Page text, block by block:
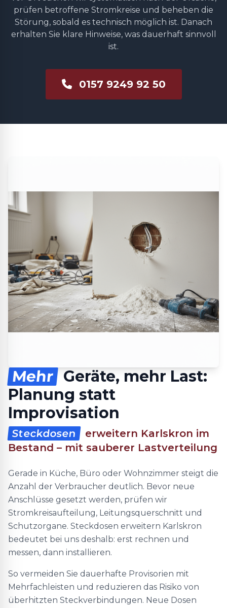
prüfen betroffene Stromkreise und beheben die
Störung, sobald es technisch möglich ist. Danach
erhalten Sie klare Hinweise, was dauerhaft sinnvoll
ist.
0157 9249 92 50
Mehr Geräte, mehr Last:
Planung statt
Improvisation
Steckdosen
erweitern Karlskron im
Bestand – mit sauberer Lastverteilung
Gerade in Küche, Büro oder Wohnzimmer steigt die
Anzahl der Verbraucher deutlich. Bevor neue
Anschlüsse gesetzt werden, prüfen wir
Stromkreisaufteilung, Leitungsquerschnitt und
Schutzorgane. Steckdosen erweitern Karlskron
bedeutet bei uns deshalb: erst rechnen und
messen, dann installieren.
So vermeiden Sie dauerhafte Provisorien mit
Mehrfachleisten und reduzieren das Risiko von
überhitzten Steckverbindungen. Neue Dosen